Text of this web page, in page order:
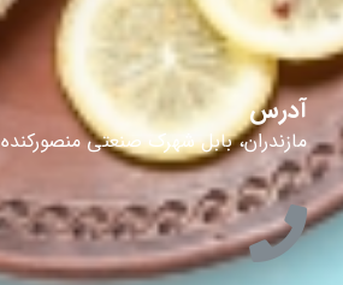
آدرس
مازندران، بابل شهرک صنعتی منصورکنده